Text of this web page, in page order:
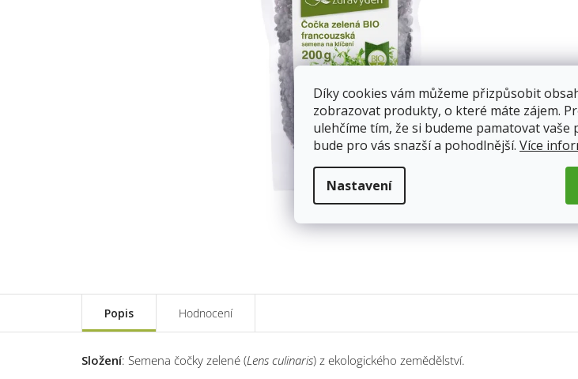
Díky cookies vám můžeme přizpůsobit
zobrazovat produkty, o které máte zájem.
ulehčíme tím, že si budeme pamatovat vaše
bude pro vás snazší a pohodlnější. Více
Nastavení
Popis Hodnocení
Složení: Semena čočky zelené (Lens culinaris) z ekologického zemědělství.